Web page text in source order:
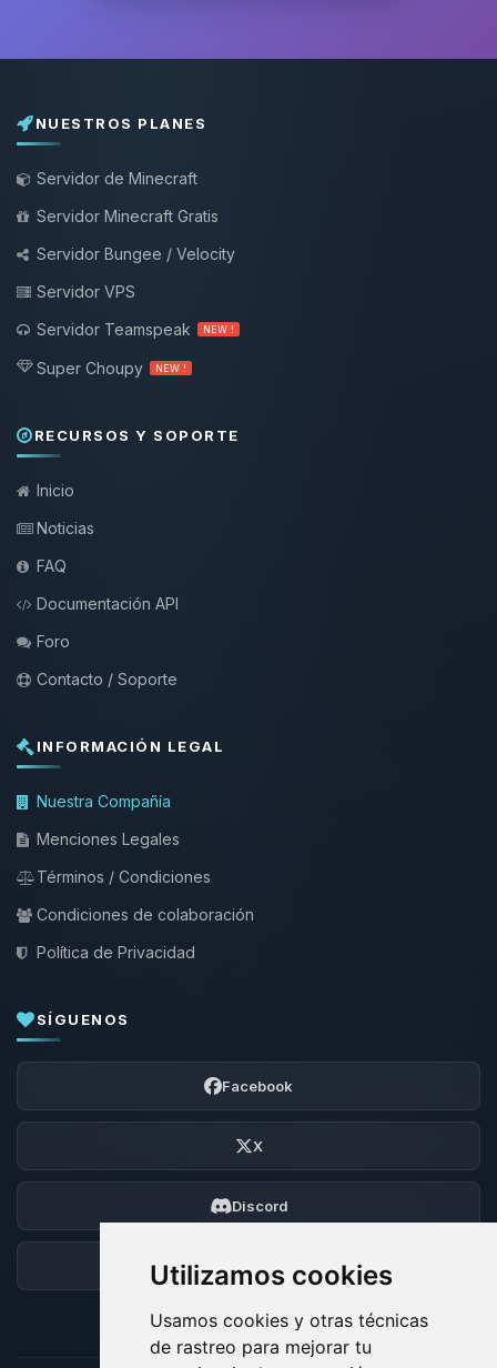
Utilizamos cookies
Usamos cookies y otras técnicas
de rastreo para mejorar tu
NUESTROS PLANES
Servidor de Minecraft
Servidor Minecraft Gratis
Servidor Bungee / Velocity
Servidor VPS
Servidor Teamspeak
NEW !
Super Choupy NEW !
RECURSOS Y SOPORTE
Inicio
Noticias
FAQ
Documentación API
Foro
Contacto / Soporte
INFORMACIÓN LEGAL
Nuestra Compañía
Menciones Legales
Términos / Condiciones
Condiciones de colaboración
Política de Privacidad
SÍGUENOS
Facebook
X
Discord
Foro